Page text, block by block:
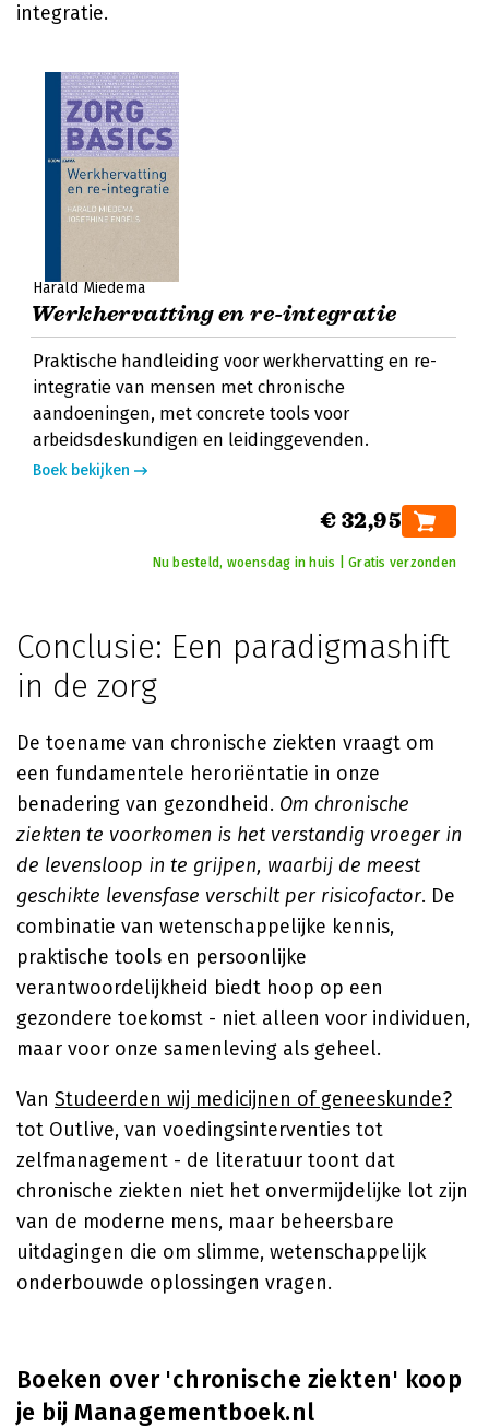
integratie.
Harald Miedema
Werkhervatting en re-integratie
Praktische handleiding voor werkhervatting en re-
integratie van mensen met chronische
aandoeningen, met concrete tools voor
arbeidsdeskundigen en leidinggevenden.
Boek bekijken
€ 32,95
Nu besteld, woensdag in huis | Gratis verzonden
Conclusie: Een paradigmashift
in de zorg
De toename van chronische ziekten vraagt om
een fundamentele heroriëntatie in onze
benadering van gezondheid. Om chronische
ziekten te voorkomen is het verstandig vroeger in
de levensloop in te grijpen, waarbij de meest
geschikte levensfase verschilt per risicofactor. De
combinatie van wetenschappelijke kennis,
praktische tools en persoonlijke
verantwoordelijkheid biedt hoop op een
gezondere toekomst - niet alleen voor individuen,
maar voor onze samenleving als geheel.
Van Studeerden wij medicijnen of geneeskunde?
tot Outlive, van voedingsinterventies tot
zelfmanagement - de literatuur toont dat
chronische ziekten niet het onvermijdelijke lot zijn
van de moderne mens, maar beheersbare
uitdagingen die om slimme, wetenschappelijk
onderbouwde oplossingen vragen.
Boeken over 'chronische ziekten' koop
je bij Managementboek.nl